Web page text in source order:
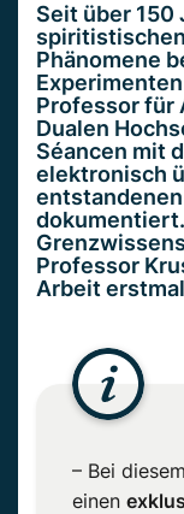
Seit über 150
Phänomene
Professor für
Dualen
Séancen mit
elektronisch
Professor
Arbeit
– Bei
einen